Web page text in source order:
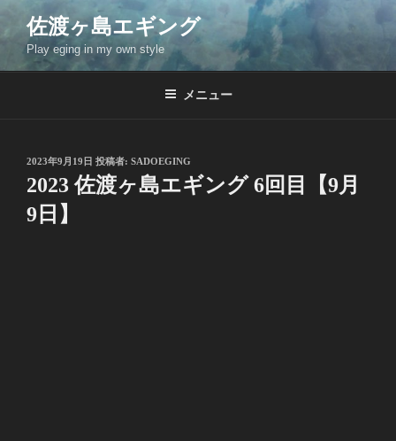
コ
ン
ン
佐渡ヶ島エギング
Play eging in my own style
メニュー
投
稿
日:
2023年9月19日 投稿者: SADOEGING
2023 佐渡ヶ島エギング 6回目【9月
9日】